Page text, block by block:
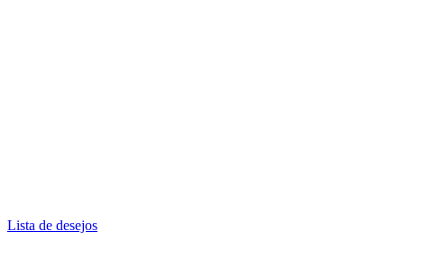
Lista de desejos